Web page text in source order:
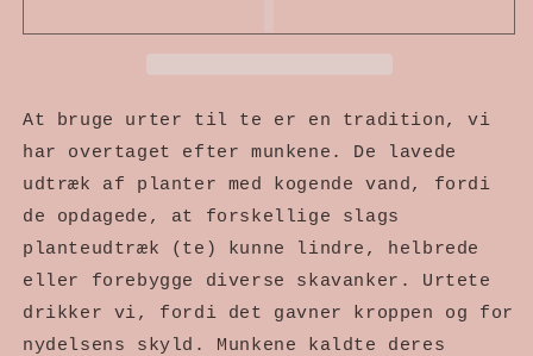
have
have
At bruge urter til te er en tradition, vi
har overtaget efter munkene. De lavede
udtræk af planter med kogende vand, fordi
de opdagede, at forskellige slags
planteudtræk (te) kunne lindre, helbrede
eller forebygge diverse skavanker. Urtete
drikker vi, fordi det gavner kroppen og for
nydelsens skyld. Munkene kaldte deres